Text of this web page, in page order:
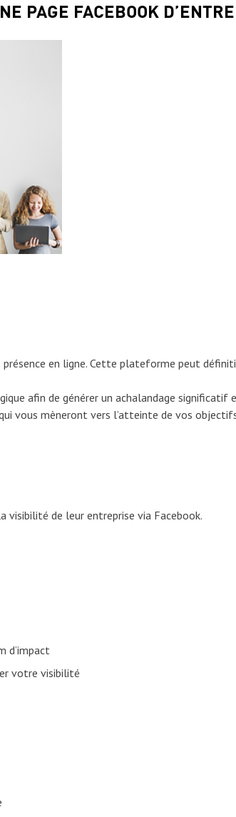
PAGE FACEBOOK
présence en ligne. Cette plateforme peut
afin de générer un achalandage
vous mèneront vers l’atteinte de vos
de leur entreprise via Facebook.
d’impact
votre visibilité